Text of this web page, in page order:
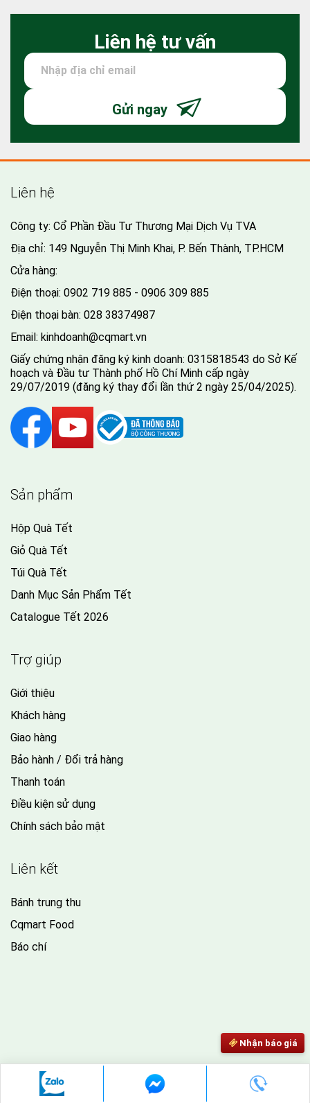
Liên hệ tư vấn
Gửi ngay
Liên hệ
Công ty: Cổ Phần Đầu Tư Thương Mại Dịch Vụ TVA
Địa chỉ: 149 Nguyễn Thị Minh Khai, P. Bến Thành, TP.HCM
Cửa hàng:
Điện thoại: 0902 719 885 - 0906 309 885
Điện thoại bàn: 028 38374987
Email: kinhdoanh@cqmart.vn
Giấy chứng nhận đăng ký kinh doanh: 0315818543 do Sở Kế
hoạch và Đầu tư Thành phố Hồ Chí Minh cấp ngày
29/07/2019 (đăng ký thay đổi lần thứ 2 ngày 25/04/2025).
Sản phẩm
Hộp Quà Tết
Giỏ Quà Tết
Túi Quà Tết
Danh Mục Sản Phẩm Tết
Catalogue Tết 2026
Trợ giúp
Giới thiệu
Khách hàng
Giao hàng
Bảo hành / Đổi trả hàng
Thanh toán
Điều kiện sử dụng
Chính sách bảo mật
Liên kết
Bánh trung thu
Cqmart Food
Báo chí
Nhận báo giá